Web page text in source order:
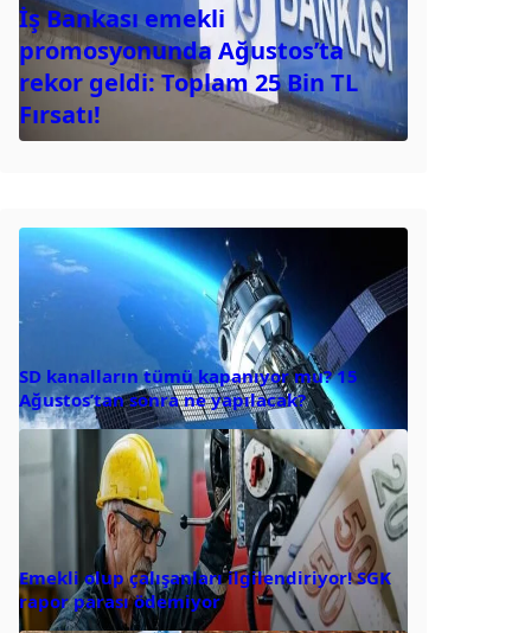
İş Bankası emekli
promosyonunda Ağustos’ta
rekor geldi: Toplam 25 Bin TL
Fırsatı!
SD kanalların tümü kapanıyor mu? 15
Ağustos’tan sonra ne yapılacak?
Emekli olup çalışanları ilgilendiriyor! SGK
rapor parası ödemiyor